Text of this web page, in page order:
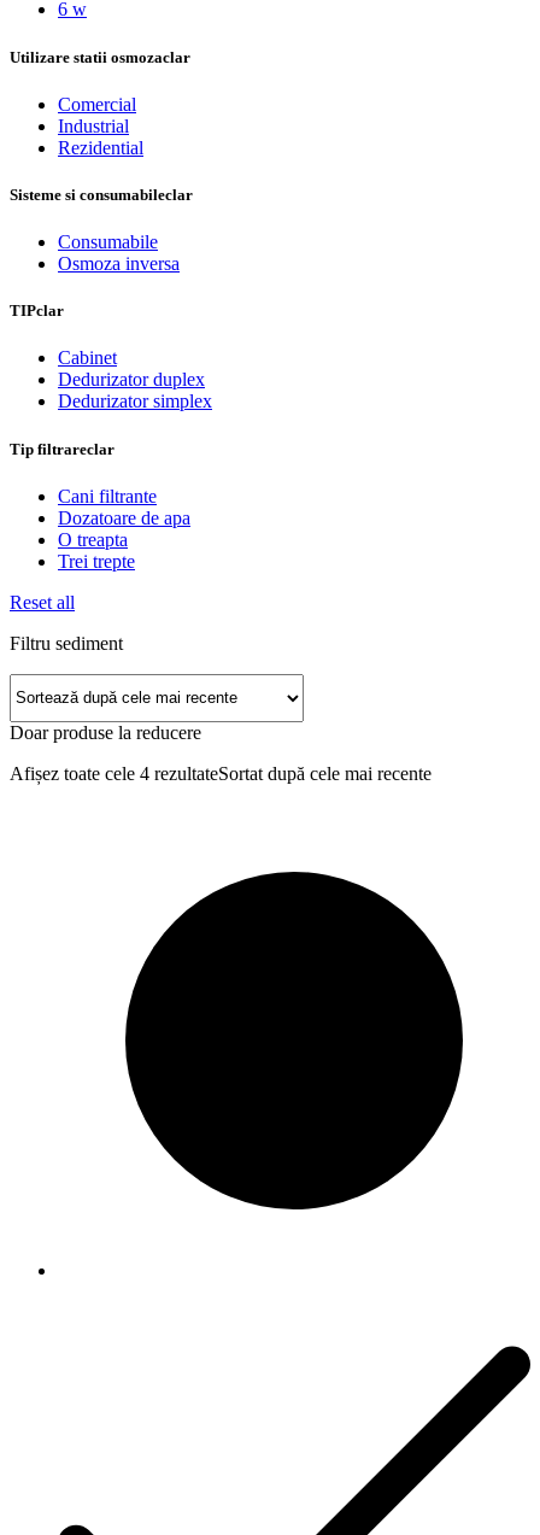
6 w
Utilizare statii osmozaclar
Comercial
Industrial
Rezidential
Sisteme si consumabileclar
Consumabile
Osmoza inversa
TIPclar
Cabinet
Dedurizator duplex
Dedurizator simplex
Tip filtrareclar
Cani filtrante
Dozatoare de apa
O treapta
Trei trepte
Reset all
Filtru sediment
Doar produse la reducere
Afișez toate cele 4 rezultateSortat după cele mai recente